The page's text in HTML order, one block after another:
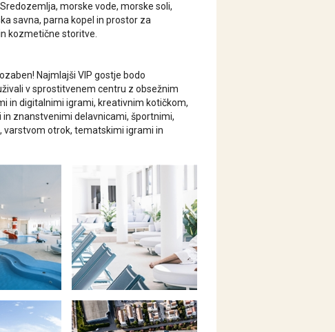
morske vode, morske soli,
savna, parna kopel in prostor za
kozmetične storitve.
Najmlajši VIP gostje bodo
v sprostitvenem centru z obsežnim
in digitalnimi igrami, kreativnim kotičkom,
znanstvenimi delavnicami, športnimi,
varstvom otrok, tematskimi igrami in